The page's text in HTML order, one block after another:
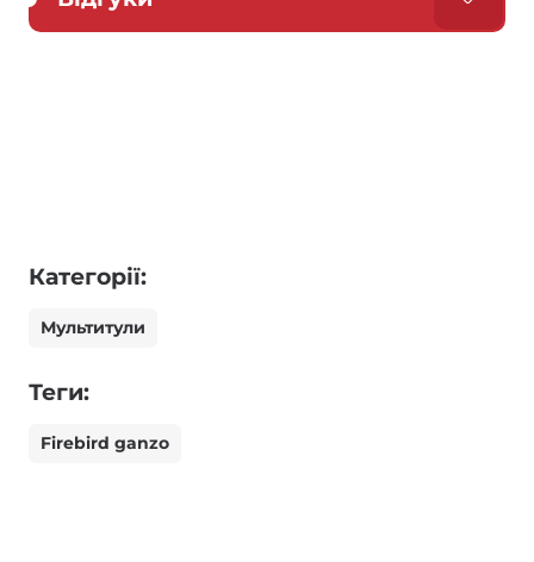
Категорії:
Мультитули
Теги:
Firebird ganzo